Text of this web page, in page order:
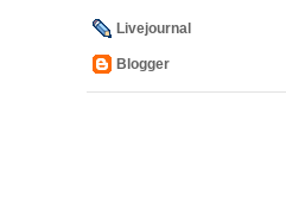
Livejournal
Blogger